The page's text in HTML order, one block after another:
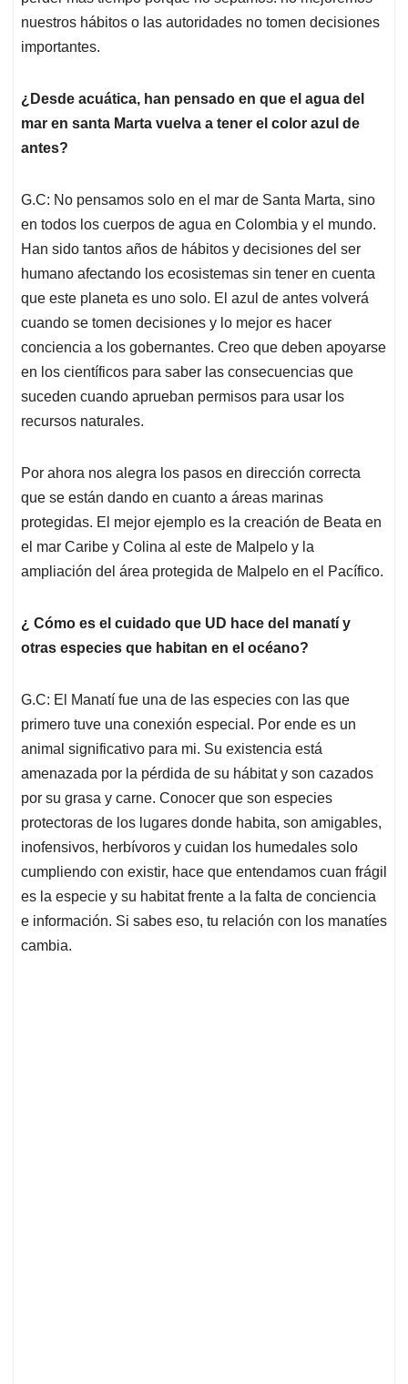
nuestros hábitos o las autoridades no tomen decisiones
importantes.
¿Desde acuática, han pensado en que el agua del
mar en santa Marta vuelva a tener el color azul de
antes?
G.C: No pensamos solo en el mar de Santa Marta, sino
en todos los cuerpos de agua en Colombia y el mundo.
Han sido tantos años de hábitos y decisiones del ser
humano afectando los ecosistemas sin tener en cuenta
que este planeta es uno solo. El azul de antes volverá
cuando se tomen decisiones y lo mejor es hacer
conciencia a los gobernantes. Creo que deben apoyarse
en los científicos para saber las consecuencias que
suceden cuando aprueban permisos para usar los
recursos naturales.
Por ahora nos alegra los pasos en dirección correcta
que se están dando en cuanto a áreas marinas
protegidas. El mejor ejemplo es la creación de Beata en
el mar Caribe y Colina al este de Malpelo y la
ampliación del área protegida de Malpelo en el Pacífico.
¿ Cómo es el cuidado que UD hace del manatí y
otras especies que habitan en el océano?
G.C: El Manatí fue una de las especies con las que
primero tuve una conexión especial. Por ende es un
animal significativo para mi. Su existencia está
amenazada por la pérdida de su hábitat y son cazados
por su grasa y carne. Conocer que son especies
protectoras de los lugares donde habita, son amigables,
inofensivos, herbívoros y cuidan los humedales solo
cumpliendo con existir, hace que entendamos cuan frágil
es la especie y su habitat frente a la falta de conciencia
e información. Si sabes eso, tu relación con los manatíes
cambia.